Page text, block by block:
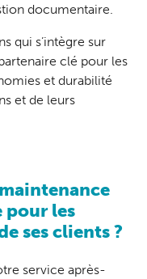
documentaire.
qui s’intègre sur
clé pour les
et durabilité
et de leurs
pour les
ses clients ?
service après-